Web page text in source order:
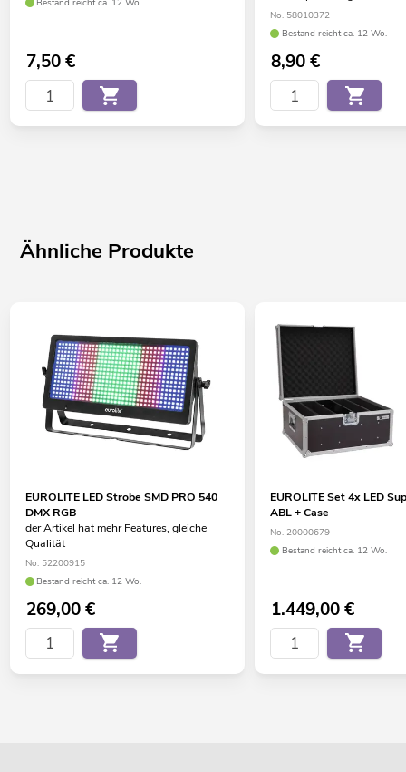
Bestand reicht ca. 12 Wo.
7,50€
No. 58010372
Bestand reicht ca. 12 Wo.
8,90€
Ähnliche Produkte
EUROLITE LED Strobe SMD PRO 540
DMX RGB
der Artikel hat mehr Features, gleiche
Qualität
No. 52200915
Bestand reicht ca. 12 Wo.
269,00€
EUROLITE Set 4x LED
ABL + Case
No. 20000679
Bestand reicht ca. 12 Wo.
1.449,00€